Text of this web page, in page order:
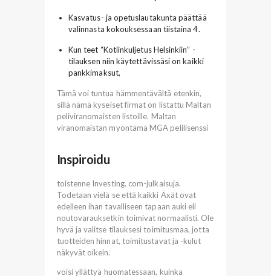
Kas­va­tus- ja ope­tus­lau­ta­kun­ta päät­tää
va­lin­nas­ta ko­kouk­ses­saan tiis­tai­na 4.
Kun teet “Kotiinkuljetus Helsinkiin” -
tilauksen niin käytettävissäsi on kaikki
pankkimaksut,
Tämä voi tuntua hämmentävältä etenkin,
sillä nämä kyseiset firmat on listattu Maltan
peliviranomaisten listoille. Maltan
viranomaistan myöntämä MGA pelilisenssi
Inspiroidu
toistenne Investing. com-julkaisuja.
Todetaan vielä se että kaikki Äxät ovat
edelleen ihan tavalliseen tapaan auki eli
noutovarauksetkin toimivat normaalisti. Ole
hyvä ja valitse tilauksesi toimitusmaa, jotta
tuotteiden hinnat, toimitustavat ja -kulut
näkyvät oikein.
voisi yllättyä huomatessaan, kuinka